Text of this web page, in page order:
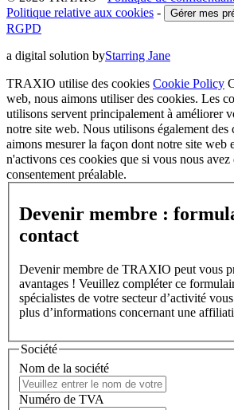
Politique relative aux cookies - Gérer mes
RGPD
a digital solution byStarring Jane
TRAXIO utilise des cookies Cookie Policy
web, nous aimons utiliser des cookies. Les
utilisons servent principalement à améliorer
notre site web. Nous utilisons également des
aimons mesurer la façon dont notre site web
n'activons ces cookies que si vous nous
consentement préalable.
Devenir membre :
contact
Devenir membre de TRAXIO peut vous
avantages ! Veuillez compléter ce
spécialistes de votre secteur d’activité
plus d’informations concernant une
Société
Nom de la société
Numéro de TVA